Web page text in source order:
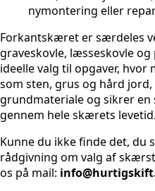
nymontering eller
Forkantskæret er særdeles
graveskovle, læsseskovle
ideelle valg til opgaver,
som sten, grus og hård
grundmateriale og sikrer
gennem hele skærets levetid.
Kunne du ikke finde det, du
rådgivning om valg af
os på mail: